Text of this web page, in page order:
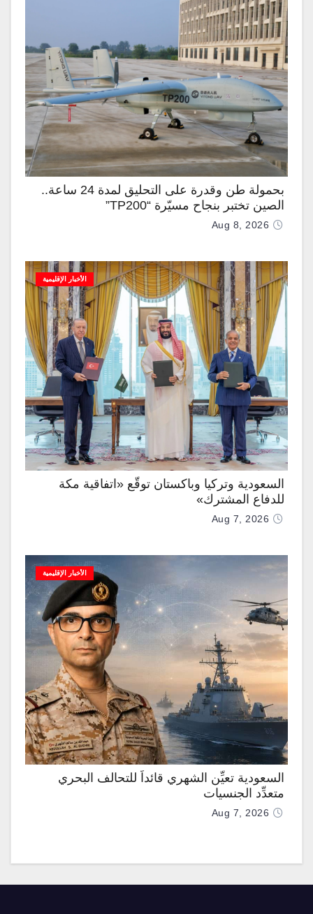
بحمولة طن وقدرة على التحليق لمدة 24 ساعة..
الصين تختبر بنجاح مسيّرة “TP200”
Aug 8, 2026
الأخبار الإقليمية
السعودية وتركيا وباكستان توقّع «اتفاقية مكة
للدفاع المشترك»
Aug 7, 2026
الأخبار الإقليمية
السعودية تعيِّن الشهري قائداً للتحالف البحري
متعدِّد الجنسيات
Aug 7, 2026